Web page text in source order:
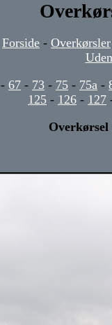
Forside - Overkørsler
- 67 - 73 - 75 - 75a -
125 - 126 - 127